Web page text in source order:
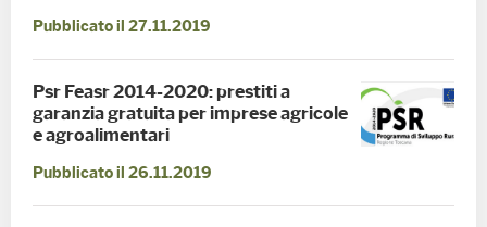
Pubblicato il 27.11.2019
Psr Feasr 2014-2020: prestiti a
garanzia gratuita per imprese agricole
e agroalimentari
Pubblicato il 26.11.2019